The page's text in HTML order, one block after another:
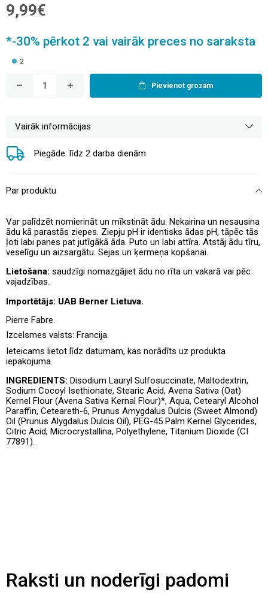
9,99€
*-30% pērkot 2 vai vairāk preces no saraksta
2
Pievienot grozam
Vairāk informācijas
Piegāde: līdz 2 darba dienām
Par produktu
Var palīdzēt nomierināt un mīkstināt ādu. Nekairina un nesausina
ādu kā parastās ziepes. Ziepju pH ir identisks ādas pH, tāpēc tās
ļoti labi panes pat jutīgākā āda. Puto un labi attīra. Atstāj ādu tīru,
veselīgu un aizsargātu. Sejas un ķermeņa kopšanai.
Lietošana: saudzīgi nomazgājiet ādu no rīta un vakarā vai pēc
vajadzības.
Importētājs: UAB Berner Lietuva.
Pierre Fabre.
Izcelsmes valsts: Francija.
Ieteicams lietot līdz datumam, kas norādīts uz produkta
iepakojuma.
INGREDIENTS: Disodium Lauryl Sulfosuccinate, Maltodextrin,
Sodium Cocoyl Isethionate, Stearic Acid, Avena Sativa (Oat)
Kernel Flour (Avena Sativa Kernal Flour)*, Aqua, Cetearyl Alcohol
Paraffin, Ceteareth-6, Prunus Amygdalus Dulcis (Sweet Almond)
Oil (Prunus Alygdalus Dulcis Oil), PEG-45 Palm Kernel Glycerides,
Citric Acid, Microcrystallina, Polyethylene, Titanium Dioxide (CI
77891).
Raksti un noderīgi padomi